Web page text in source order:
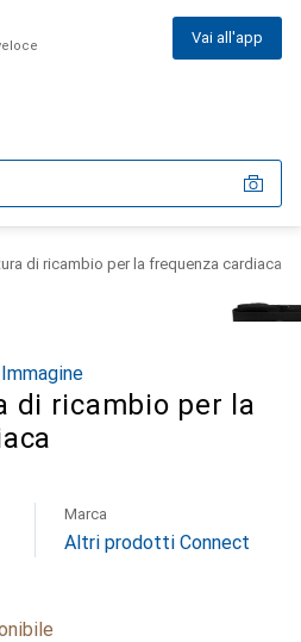
Vai all'app
di ricambio per la frequenza cardiaca
di ricambio per la
Marca
Altri prodotti Connect